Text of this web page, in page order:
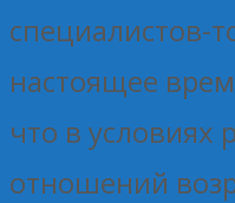
специалистов-
настоящее
что в условиях
отношений